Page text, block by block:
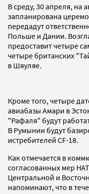
В среду, 30 апреля, на
запланирована
передадут
Польше и Дании.
предоставит четыре
четыре британских
в Шяуляе.
Кроме того, четыре
авиабазы Амари в
"Рафаля" будут
В Румынии будут
истребителей CF-18.
Как отмечается в
согласованных мер
Центральной и
напоминают, что в